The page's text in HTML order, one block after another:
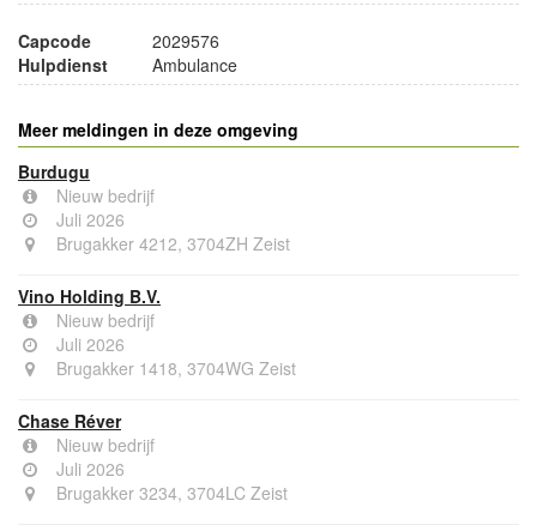
Capcode
2029576
Hulpdienst
Ambulance
Meer meldingen in deze omgeving
Burdugu
Nieuw bedrijf
Juli 2026
Brugakker 4212, 3704ZH Zeist
Vino Holding B.V.
Nieuw bedrijf
Juli 2026
Brugakker 1418, 3704WG Zeist
Chase Réver
Nieuw bedrijf
Juli 2026
Brugakker 3234, 3704LC Zeist